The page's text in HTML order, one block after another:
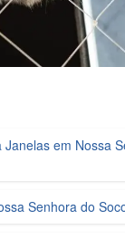
em Nossa
Senhora do